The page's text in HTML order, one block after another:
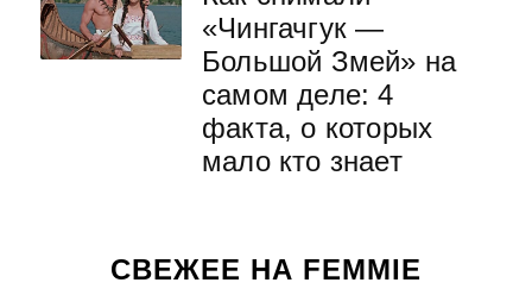
«Чингачгук —
Большой Змей» на
самом деле: 4
факта, о которых
мало кто знает
СВЕЖЕЕ НА FEMMIE